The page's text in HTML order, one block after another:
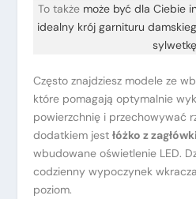
To także może być dla Ciebie
idealny krój garnituru
Często znajdziesz modele ze
które pomagają optymalnie
powierzchnię i przechowywać
dodatkiem jestłóżko z
wbudowane oświetlenie LED.
codzienny wypoczynek
poziom.